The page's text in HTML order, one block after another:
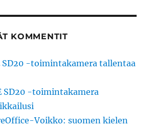
KOMMENTIT
SD20 -toimintakamera tallentaa
SD20 -toimintakamera
Voikko: suomen kielen